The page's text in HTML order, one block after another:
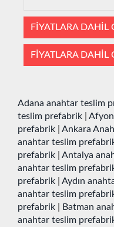
FİYATLARA DAHİL
FİYATLARA DAHİL
Adana anahtar teslim
teslim prefabrik
prefabrik
Ankara
anahtar teslim
prefabrik
Antalya
anahtar teslim
prefabrik
Aydın
anahtar teslim
prefabrik
Batman
anahtar teslim